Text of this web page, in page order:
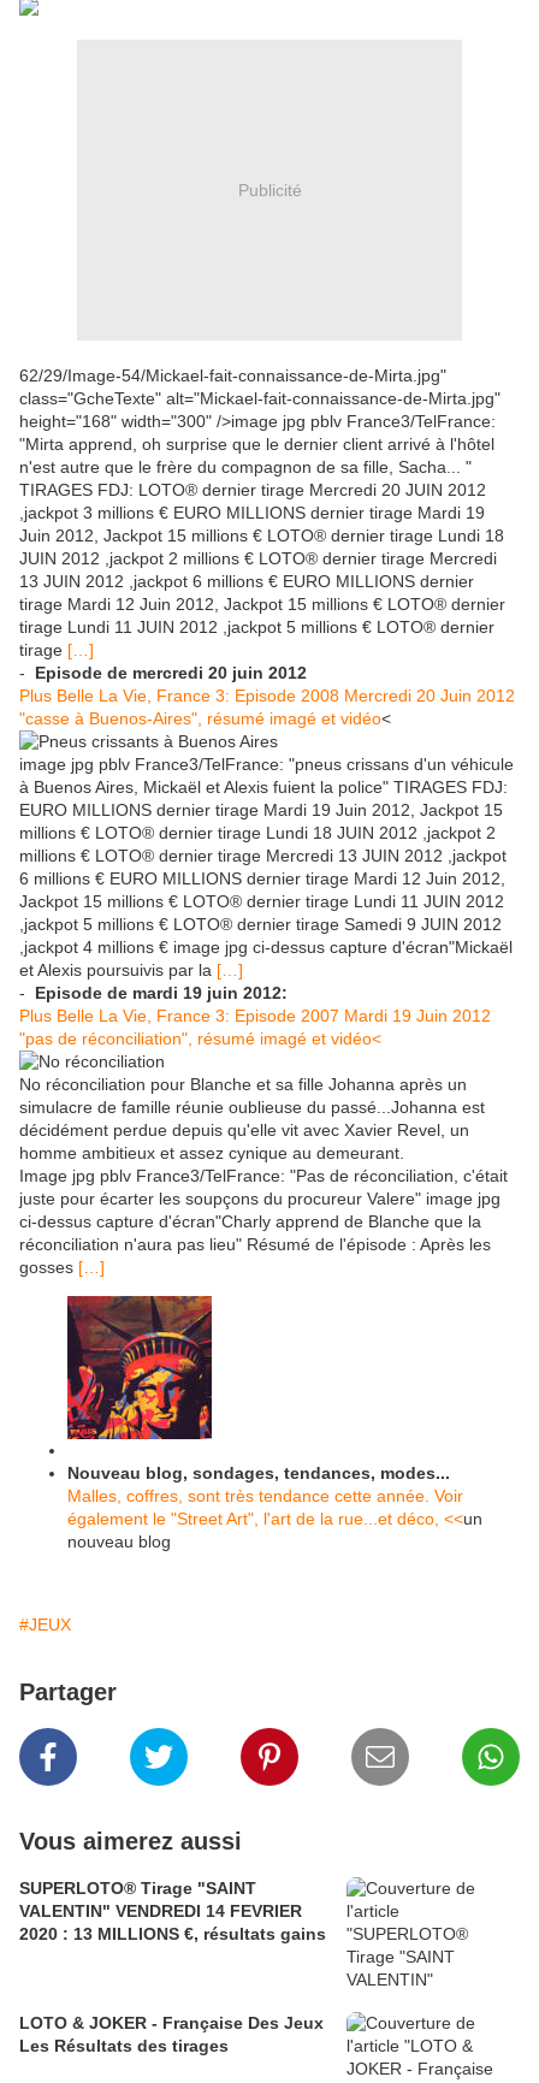
Publicité
62/29/Image-54/Mickael-fait-connaissance-de-Mirta.jpg"
class="GcheTexte" alt="Mickael-fait-connaissance-de-Mirta.jpg"
height="168" width="300" />image jpg pblv France3/TelFrance:
"Mirta apprend, oh surprise que le dernier client arrivé à l'hôtel
n'est autre que le frère du compagnon de sa fille, Sacha... "
TIRAGES FDJ: LOTO® dernier tirage Mercredi 20 JUIN 2012
,jackpot 3 millions € EURO MILLIONS dernier tirage Mardi 19
Juin 2012, Jackpot 15 millions € LOTO® dernier tirage Lundi 18
JUIN 2012 ,jackpot 2 millions € LOTO® dernier tirage Mercredi
13 JUIN 2012 ,jackpot 6 millions € EURO MILLIONS dernier
tirage Mardi 12 Juin 2012, Jackpot 15 millions € LOTO® dernier
tirage Lundi 11 JUIN 2012 ,jackpot 5 millions € LOTO® dernier
tirage […]
-
Episode de mercredi 20 juin 2012
Plus Belle La Vie, France 3: Episode 2008 Mercredi 20 Juin 2012
"casse à Buenos-Aires", résumé imagé et vidéo<
image jpg pblv France3/TelFrance: "pneus crissans d'un véhicule
à Buenos Aires, Mickaël et Alexis fuient la police" TIRAGES FDJ:
EURO MILLIONS dernier tirage Mardi 19 Juin 2012, Jackpot 15
millions € LOTO® dernier tirage Lundi 18 JUIN 2012 ,jackpot 2
millions € LOTO® dernier tirage Mercredi 13 JUIN 2012 ,jackpot
6 millions € EURO MILLIONS dernier tirage Mardi 12 Juin 2012,
Jackpot 15 millions € LOTO® dernier tirage Lundi 11 JUIN 2012
,jackpot 5 millions € LOTO® dernier tirage Samedi 9 JUIN 2012
,jackpot 4 millions € image jpg ci-dessus capture d'écran"Mickaël
et Alexis poursuivis par la […]
-
Episode de mardi 19 juin 2012:
Plus Belle La Vie, France 3: Episode 2007 Mardi 19 Juin 2012
"pas de réconciliation", résumé imagé et vidéo<
No réconciliation pour Blanche et sa fille Johanna après un
simulacre de famille réunie oublieuse du passé...Johanna est
décidément perdue depuis qu'elle vit avec Xavier Revel, un
homme ambitieux et assez cynique au demeurant.
Image jpg pblv France3/TelFrance: "Pas de réconciliation, c'était
juste pour écarter les soupçons du procureur Valere" image jpg
ci-dessus capture d'écran"Charly apprend de Blanche que la
réconciliation n'aura pas lieu" Résumé de l'épisode : Après les
gosses […]
Nouveau blog, sondages, tendances, modes...
Malles, coffres, sont très tendance cette année. Voir
également le "Street Art", l'art de la rue...et déco, <<un
nouveau blog
#JEUX
Partager
Vous aimerez aussi
SUPERLOTO® Tirage "SAINT
VALENTIN" VENDREDI 14 FEVRIER
2020 : 13 MILLIONS €, résultats gains
LOTO & JOKER - Française Des Jeux
Les Résultats des tirages